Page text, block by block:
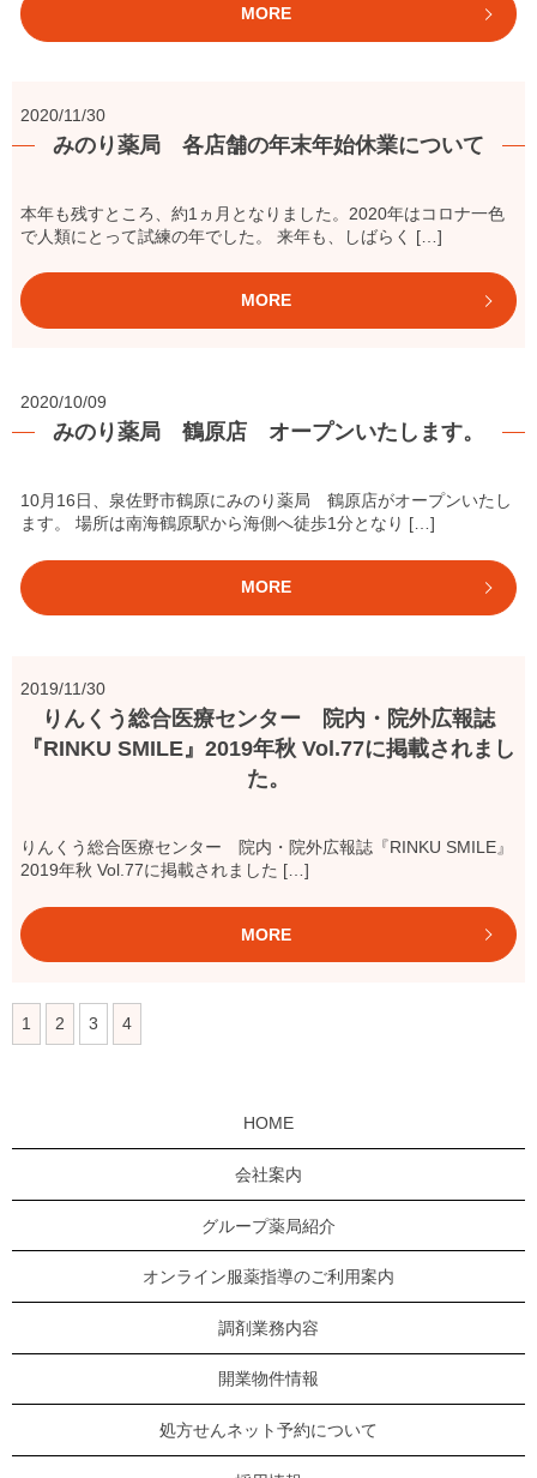
MORE
2020/11/30
みのり薬局 各店舗の年末年始休業について
本年も残すところ、約1ヵ月となりました。2020年はコロナ一色
で人類にとって試練の年でした。 来年も、しばらく […]
MORE
2020/10/09
みのり薬局 鶴原店 オープンいたします。
10月16日、泉佐野市鶴原にみのり薬局 鶴原店がオープンいたし
ます。 場所は南海鶴原駅から海側へ徒歩1分となり […]
MORE
2019/11/30
りんくう総合医療センター 院内・院外広報誌
『RINKU SMILE』2019年秋 Vol.77に掲載されまし
た。
りんくう総合医療センター 院内・院外広報誌『RINKU SMILE』
2019年秋 Vol.77に掲載されました […]
MORE
1 2 3 4
HOME
会社案内
グループ薬局紹介
オンライン服薬指導のご利用案内
調剤業務内容
開業物件情報
処方せんネット予約について